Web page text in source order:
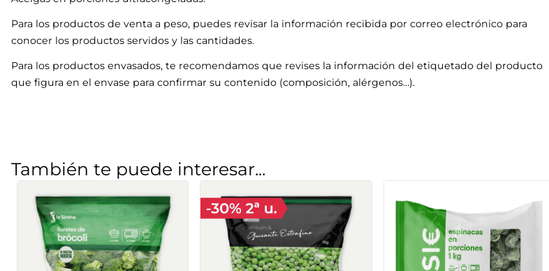
Para los productos de venta a peso, puedes revisar la información recibida por correo electrónico para
conocer los productos servidos y las cantidades.
Para los productos envasados, te recomendamos que revises la información del etiquetado del producto
que figura en el envase para confirmar su contenido (composición, alérgenos…).
También te puede interesar...